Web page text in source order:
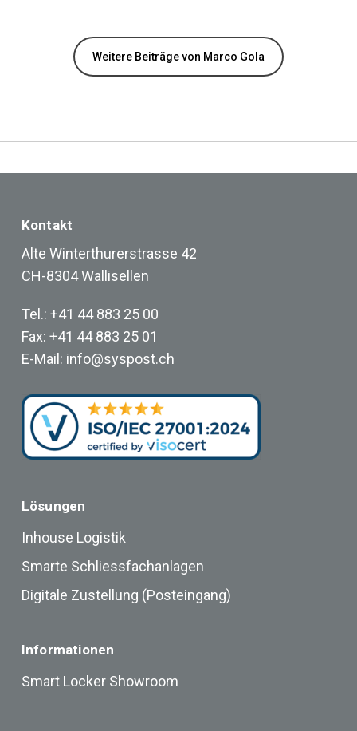
Weitere Beiträge von Marco Gola
Kontakt
Alte Winterthurerstrasse 42
CH-8304 Wallisellen
Tel.: +41 44 883 25 00
Fax: +41 44 883 25 01
E-Mail: info@syspost.ch
Lösungen
Inhouse Logistik
Smarte Schliessfachanlagen
Digitale Zustellung (Posteingang)
Informationen
Smart Locker Showroom